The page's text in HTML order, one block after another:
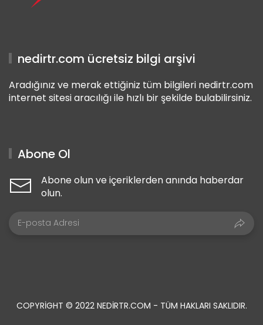
nedirtr.com ücretsiz bilgi arşivi
Aradığınız ve merak ettiğiniz tüm bilgileri nedirtr.com
internet sitesi aracılığı ile hızlı bir şekilde bulabilirsiniz.
Abone Ol
Abone olun ve içeriklerden anında haberdar
olun.
COPYRIGHT © 2022 NEDIRTR.COM - TÜM HAKLARI SAKLIDIR.